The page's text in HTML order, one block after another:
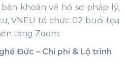
khoăn về hồ sơ pháp lý,
VNEU tổ chức 02 buổi tọa
tảng Zoom:
Đức – Chi phí & Lộ trình